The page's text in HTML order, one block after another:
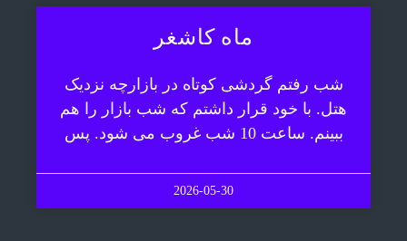
ماه کاشغر
شب رفتم گردشی کوتاه در بازارچه نزدیک
هتل. با خود قرار داشتم که شب بازار را هم
ببینم. ساعت 10 شب غروب می شود. پس
2026-05-30